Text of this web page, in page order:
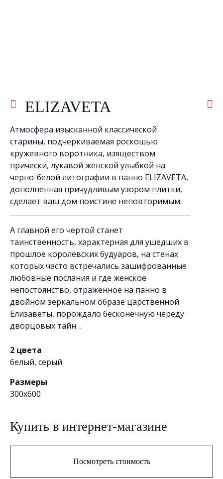
ELIZAVETA
Атмосфера изысканной классической
старины, подчеркиваемая роскошью
кружевного воротника, изяществом
прически, лукавой женской улыбкой на
черно-белой литографии в панно ELIZAVETA,
дополненная причудливым узором плитки,
сделает ваш дом поистине неповторимым.
А главной его чертой станет
таинственность, характерная для ушедших в
прошлое королевских будуаров, на стенах
которых часто встречались зашифрованные
любовные послания и где женское
непостоянство, отраженное на панно в
двойном зеркальном образе царственной
Елизаветы, порождало бесконечную череду
дворцовых тайн…
2 цвета
белый, серый
Размеры
300x600
Купить в интернет-магазине
Посмотреть стоимость